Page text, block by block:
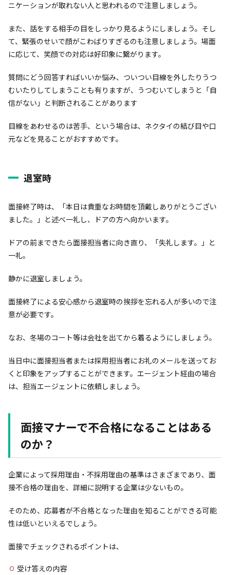
ニケーションが取れない人と思われるので注意しましょう。
また、話をする相手の目をしっかり見るようにしましょう。そし
て、緊張のせいで顔がこわばりすぎるのも注意しましょう。場面
に応じて、笑顔での対応は好印象に繋がります。
質問にどう回答すればいいか悩み、ついつい目線を外したりうつ
むいたりしてしまうことも有りますが、うつむいてしまうと「自
信がない」と判断されることがあります
目線をあわせるのは苦手、という場合は、ネクタイの結び目や口
元などを見ることがおすすめです。
退室時
面接終了時は、「本日は貴重なお時間を頂戴しありがとうござい
ました。」と述べ一礼し、ドアの方へ向かいます。
ドアの前まできたら面接担当者に向き直り、「失礼します。」と
一礼。
静かに退室しましょう。
面接終了による安心感から退室時の挨拶を忘れる人が多いので注
意が必要です。
なお、冬場のコート等は会社を出てから着るようにしましょう。
当日中に面接担当者または採用担当者にお礼のメールを送ってお
くと印象をアップすることができます。エージェント経由の場合
は、担当エージェントに依頼しましょう。
面接マナーで不合格になることはある
のか？
企業によって採用理由・不採用理由の基準はさまざまであり、面
接不合格の理由を、詳細に説明する企業は少ないもの。
そのため、応募者が不合格となった理由を知ることができる可能
性は低いといえるでしょう。
面接でチェックされるポイントは、
受け答えの内容